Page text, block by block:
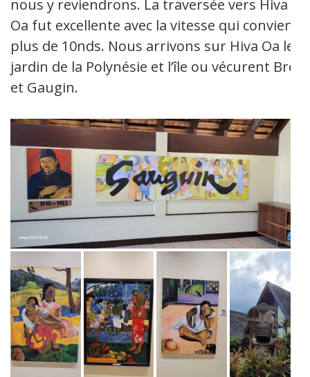
nous y reviendrons. La traversée vers Hiva
Oa fut excellente avec la vitesse qui convient
plus de 10nds. Nous arrivons sur Hiva Oa le
jardin de la Polynésie et l’île ou vécurent Brel
et Gaugin.